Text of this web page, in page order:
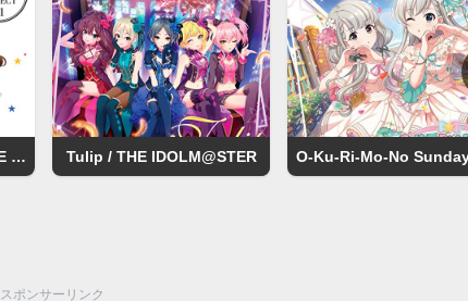
お願い！シンデレラ / THE IDOLM@STER Tulip / THE IDOLM@STER
スポンサーリンク